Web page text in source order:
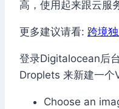
高，使用起来跟云服
更多建议请看: 跨境
登录Digitalocean后
Droplets 来新建一个
Choose an